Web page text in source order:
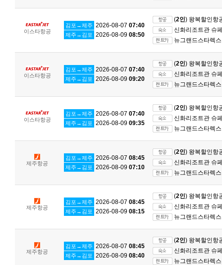
이스타항공
김포→제주 2026-08-07 07:40
제주→김포 2026-08-09 08:50
(2인) 왕복할인항
신화리조트관 슈
뉴그랜드스타렉
이스타항공
김포→제주 2026-08-07 07:40
제주→김포 2026-08-09 09:20
(2인) 왕복할인항
신화리조트관 슈
뉴그랜드스타렉
이스타항공
김포→제주 2026-08-07 07:40
제주→김포 2026-08-09 09:35
(2인) 왕복할인항
신화리조트관 슈
뉴그랜드스타렉
제주항공
김포→제주 2026-08-07 08:45
제주→김포 2026-08-09 07:10
(2인) 왕복할인항
신화리조트관 슈
뉴그랜드스타렉
제주항공
김포→제주 2026-08-07 08:45
제주→김포 2026-08-09 08:15
(2인) 왕복할인항
신화리조트관 슈
뉴그랜드스타렉
제주항공
김포→제주 2026-08-07 08:45
제주→김포 2026-08-09 08:40
(2인) 왕복할인항
신화리조트관 슈
뉴그랜드스타렉